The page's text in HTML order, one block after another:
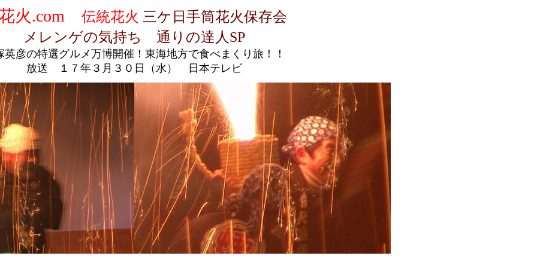
火.com 伝統花火 三ケ日手筒花火保存会
メレンゲの気持ち 通りの達人SP
英彦の特選グルメ万博開催！東海地方で食べまくり旅！！
放送 １７年３月３０日（水） 日本テレビ